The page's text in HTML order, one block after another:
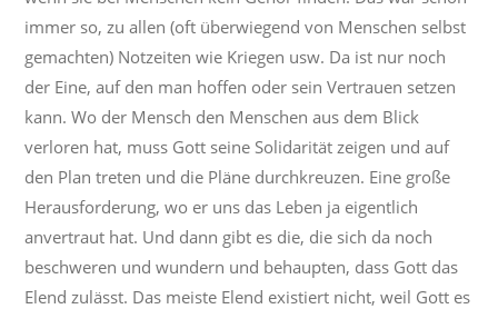
immer so, zu allen (oft überwiegend von Menschen selbst
gemachten) Notzeiten wie Kriegen usw. Da ist nur noch
der Eine, auf den man hoffen oder sein Vertrauen setzen
kann. Wo der Mensch den Menschen aus dem Blick
verloren hat, muss Gott seine Solidarität zeigen und auf
den Plan treten und die Pläne durchkreuzen. Eine große
Herausforderung, wo er uns das Leben ja eigentlich
anvertraut hat. Und dann gibt es die, die sich da noch
beschweren und wundern und behaupten, dass Gott das
Elend zulässt. Das meiste Elend existiert nicht, weil Gott es